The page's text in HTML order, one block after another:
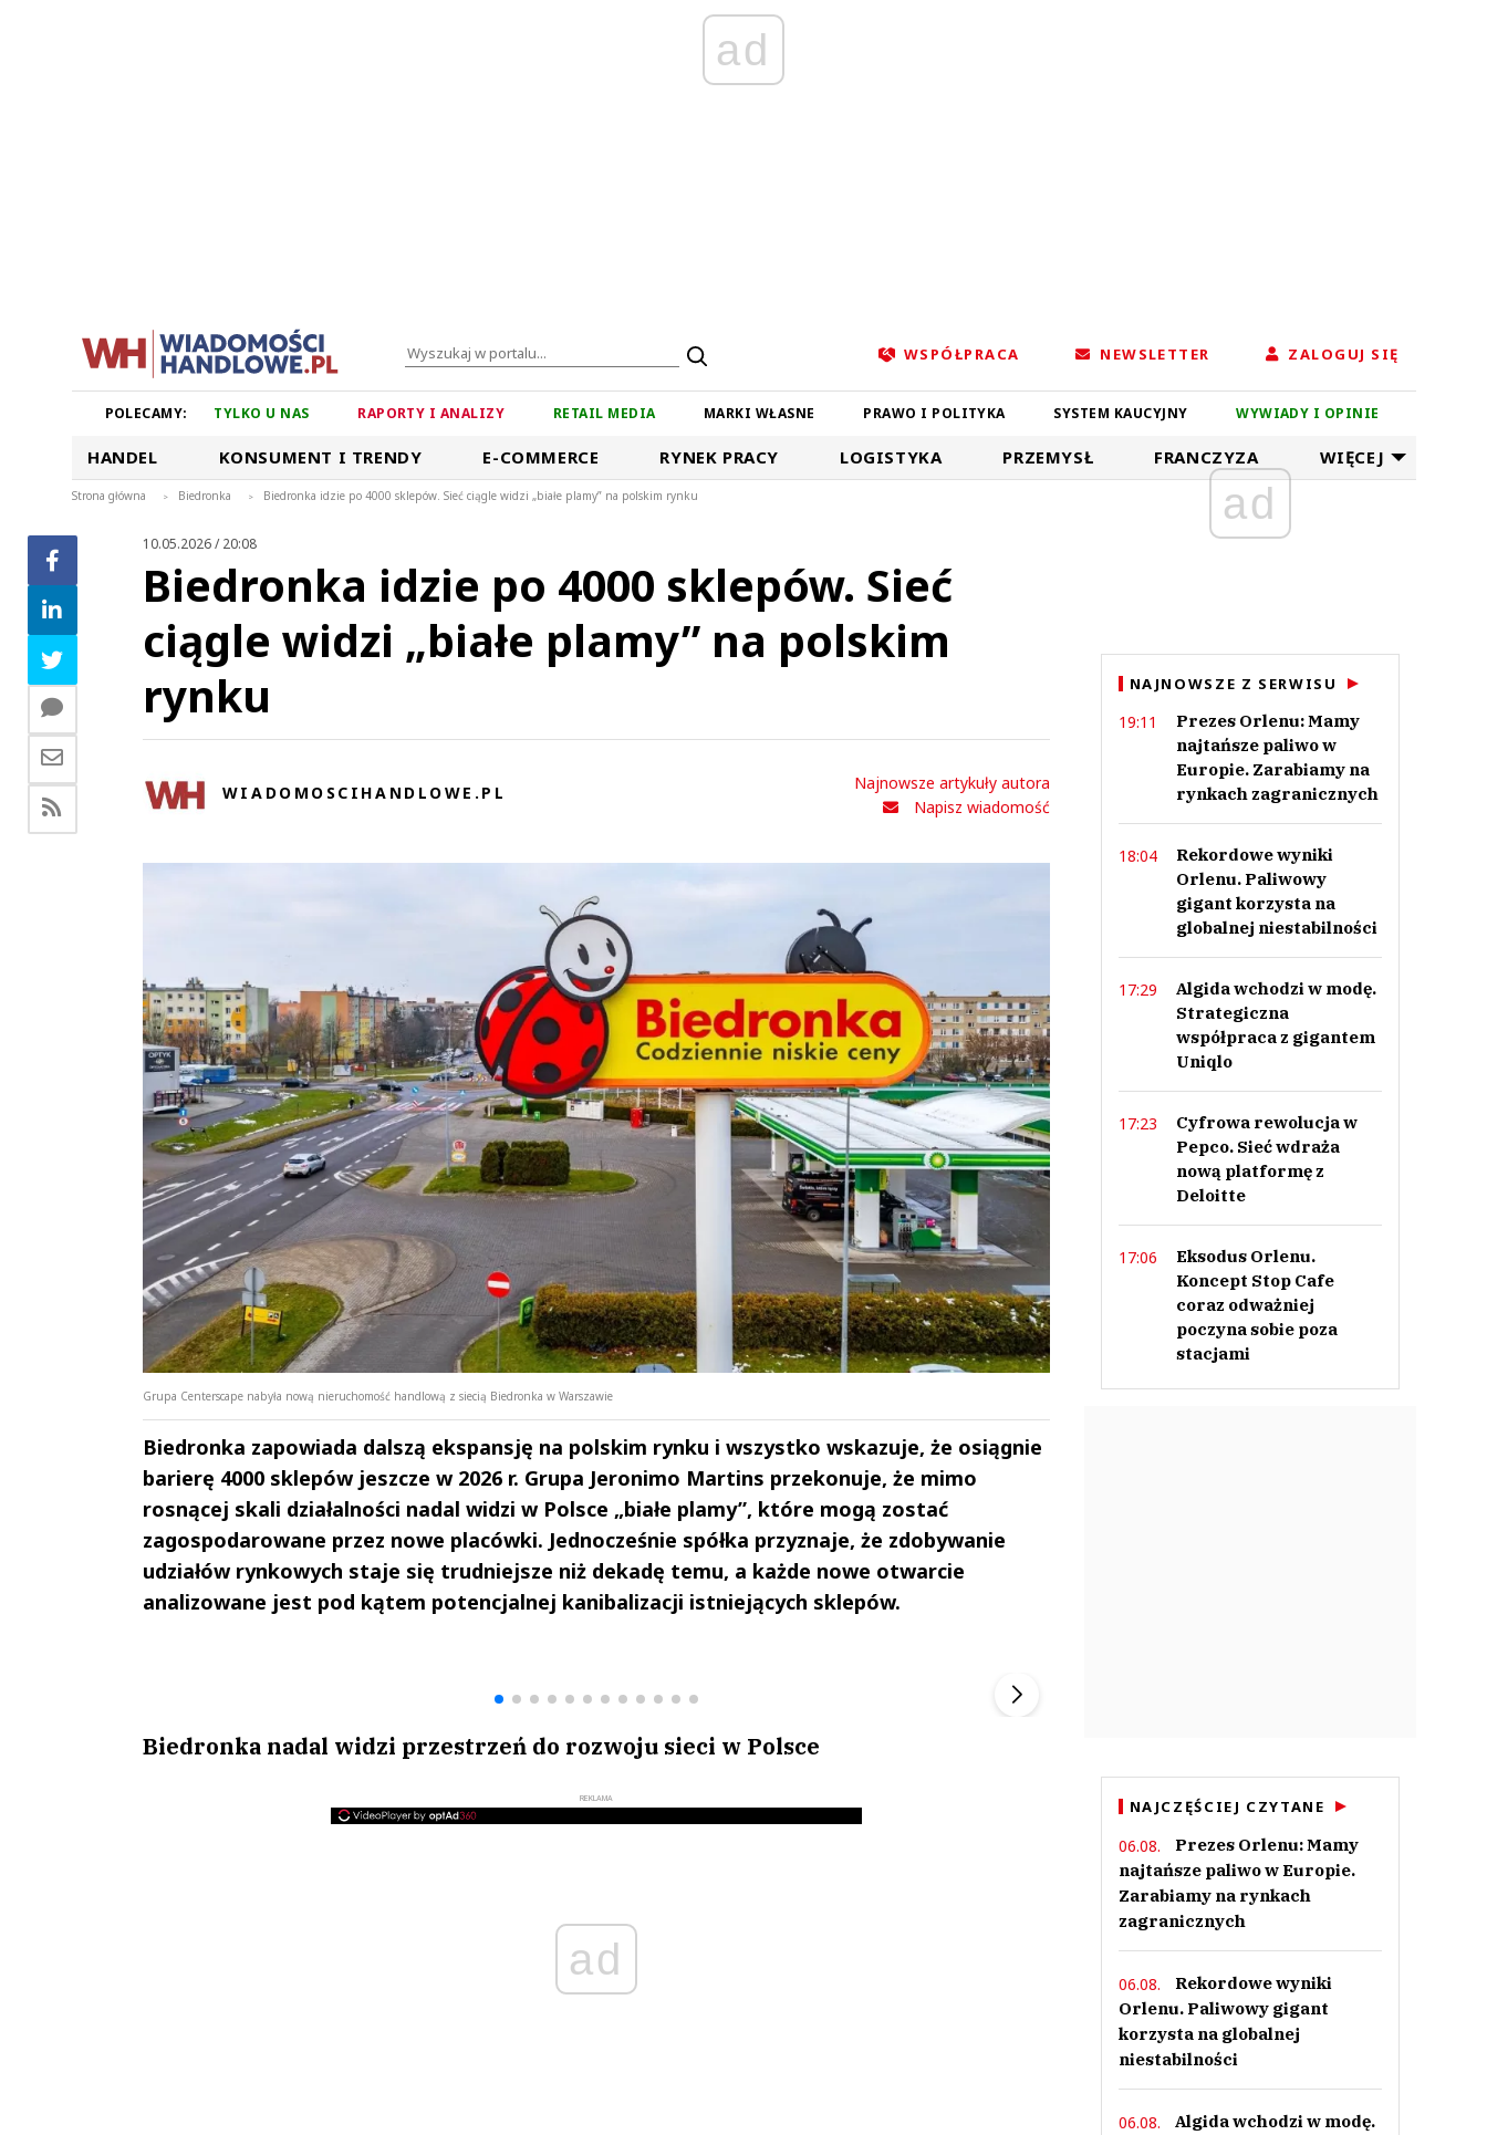
ad
WSPÓŁPRACA NEWSLETTER ZALOGUJ SIĘ
POLECAMY: TYLKO U NAS RAPORTY I ANALIZY RETAIL MEDIA MARKI WŁASNE PRAWO I POLITYKA SYSTEM KAUCYJNY WYWIADY I OPINIE
HANDEL KONSUMENT I TRENDY E-COMMERCE RYNEK PRACY LOGISTYKA PRZEMYSŁ FRANCZYZA WIĘCEJ
Strona główna > Biedronka > Biedronka idzie po 4000 sklepów. Sieć ciągle widzi „białe plamy” na polskim rynku
10.05.2026 / 20:08
Biedronka idzie po 4000 sklepów. Sieć
ciągle widzi „białe plamy” na polskim
rynku
WIADOMOSCIHANDLOWE.PL
Najnowsze artykuły autora
Napisz wiadomość
Grupa Centerscape nabyła nową nieruchomość handlową z siecią Biedronka w Warszawie
Biedronka zapowiada dalszą ekspansję na polskim rynku i wszystko wskazuje, że osiągnie
barierę 4000 sklepów jeszcze w 2026 r. Grupa Jeronimo Martins przekonuje, że mimo
rosnącej skali działalności nadal widzi w Polsce „białe plamy”, które mogą zostać
zagospodarowane przez nowe placówki. Jednocześnie spółka przyznaje, że zdobywanie
udziałów rynkowych staje się trudniejsze niż dekadę temu, a każde nowe otwarcie
analizowane jest pod kątem potencjalnej kanibalizacji istniejących sklepów.
Biedronka nadal widzi przestrzeń do rozwoju sieci w Polsce
REKLAMA
ad
ad
NAJNOWSZE Z SERWISU
19:11
Prezes Orlenu: Mamy
najtańsze paliwo w
Europie. Zarabiamy na
rynkach zagranicznych
18:04
Rekordowe wyniki
Orlenu. Paliwowy
gigant korzysta na
globalnej niestabilności
17:29
Algida wchodzi w modę.
Strategiczna
współpraca z gigantem
Uniqlo
17:23
Cyfrowa rewolucja w
Pepco. Sieć wdraża
nową platformę z
Deloitte
17:06
Eksodus Orlenu.
Koncept Stop Cafe
coraz odważniej
poczyna sobie poza
stacjami
NAJCZĘŚCIEJ CZYTANE
06.08.
Prezes Orlenu: Mamy
najtańsze paliwo w Europie.
Zarabiamy na rynkach
zagranicznych
06.08.
Rekordowe wyniki
Orlenu. Paliwowy gigant
korzysta na globalnej
niestabilności
06.08.
Algida wchodzi w modę.